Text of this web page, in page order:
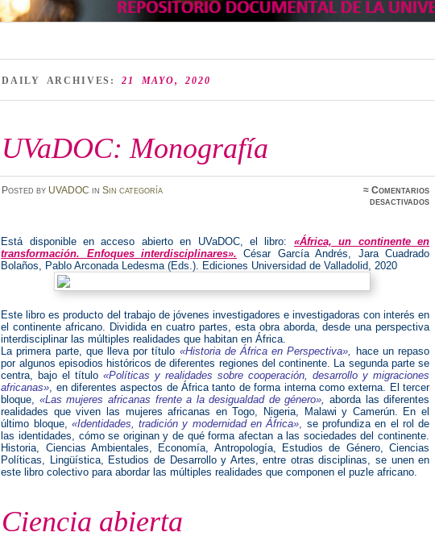
DAILY ARCHIVES:21 MAYO, 2020
UVaDOC: Monografía
Posted by UVADOC in Sin categoría ≈Comentarios
desactivadosen
Está disponible en acceso abierto en UVaDOC, el libro: «África, un continente en
transformación. Enfoques interdisciplinares». César García Andrés, Jara Cuadrado
Bolaños, Pablo Arconada Ledesma (Eds.). Ediciones Universidad de Valladolid, 2020
Este libro es producto del trabajo de jóvenes investigadores e investigadoras con interés en
el continente africano. Dividida en cuatro partes, esta obra aborda, desde una perspectiva
interdisciplinar las múltiples realidades que habitan en África.
La primera parte, que lleva por título «Historia de África en Perspectiva»,
hace un repaso
por algunos episodios históricos de diferentes regiones del continente. La segunda parte se
centra, bajo el título «Políticas y realidades sobre cooperación, desarrollo y migraciones
africanas» , en diferentes aspectos de África tanto de forma interna como externa. El tercer
bloque, «Las mujeres africanas frente a la desigualdad de género»
aborda las diferentes
realidades que viven las mujeres africanas en Togo, Nigeria, Malawi y Camerún. En el
último bloque, «Identidades, tradición y modernidad en África»
se profundiza en el rol de
las identidades, cómo se originan y de qué forma afectan a las sociedades del continente.
Historia, Ciencias Ambientales, Economía, Antropología, Estudios de Género, Ciencias
Políticas, Lingüística, Estudios de Desarrollo y Artes, entre otras disciplinas, se unen en
este libro colectivo para abordar las múltiples realidades que componen el puzle africano.
Ciencia abierta